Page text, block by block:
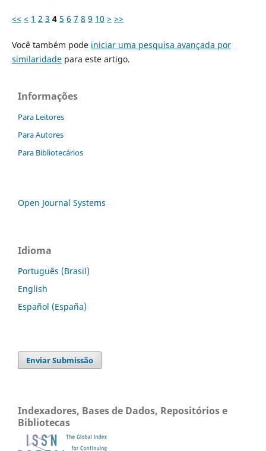
<< < 1 2 3 4 5 6 7 8 9 10 > >>
Você também pode iniciar uma pesquisa avançada por
similaridadepara este artigo.
Informações
Para Leitores
Para Autores
Para Bibliotecários
Open Journal Systems
Idioma
Português (Brasil)
English
Español (España)
Enviar Submissão
Indexadores, Bases de Dados, Repositórios e
Bibliotecas